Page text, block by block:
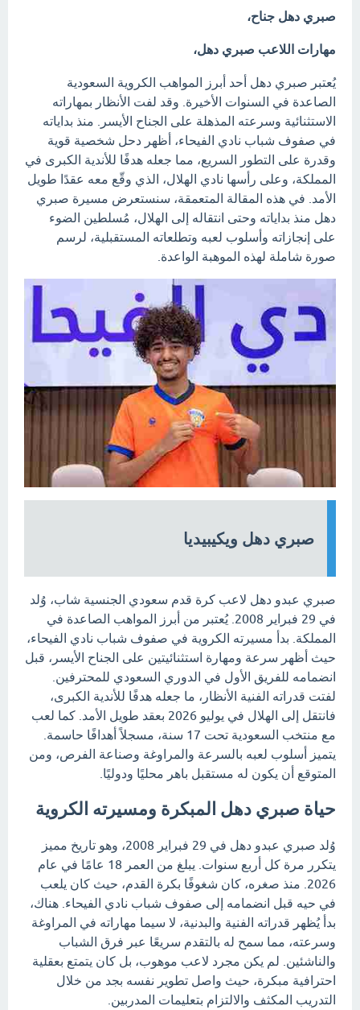
صبري دهل جناح،
مهارات اللاعب صبري دهل،
يُعتبر صبري دهل أحد أبرز المواهب الكروية السعودية
الصاعدة في السنوات الأخيرة. وقد لفت الأنظار بمهاراته
الاستثنائية وسرعته المذهلة على الجناح الأيسر. منذ بداياته
في صفوف شباب نادي الفيحاء، أظهر دحل شخصية قوية
وقدرة على التطور السريع، مما جعله هدفًا للأندية الكبرى في
المملكة، وعلى رأسها نادي الهلال، الذي وقّع معه عقدًا طويل
الأمد. في هذه المقالة المتعمقة، سنستعرض مسيرة صبري
دهل منذ بداياته وحتى انتقاله إلى الهلال، مُسلطين الضوء
على إنجازاته وأسلوب لعبه وتطلعاته المستقبلية، لرسم
صورة شاملة لهذه الموهبة الواعدة.
صبري دهل ويكيبيديا
صبري عبدو دهل لاعب كرة قدم سعودي الجنسية شاب، وُلد
في 29 فبراير 2008. يُعتبر من أبرز المواهب الصاعدة في
المملكة. بدأ مسيرته الكروية في صفوف شباب نادي الفيحاء،
حيث أظهر سرعة ومهارة استثنائيتين على الجناح الأيسر، قبل
انضمامه للفريق الأول في الدوري السعودي للمحترفين.
لفتت قدراته الفنية الأنظار، ما جعله هدفًا للأندية الكبرى،
فانتقل إلى الهلال في يوليو 2026 بعقد طويل الأمد. كما لعب
مع منتخب السعودية تحت 17 سنة، مسجلاً أهدافًا حاسمة.
يتميز أسلوب لعبه بالسرعة والمراوغة وصناعة الفرص، ومن
المتوقع أن يكون له مستقبل باهر محليًا ودوليًا.
حياة صبري دهل المبكرة ومسيرته الكروية
وُلد صبري عبدو دهل في 29 فبراير 2008، وهو تاريخ مميز
يتكرر مرة كل أربع سنوات. يبلغ من العمر 18 عامًا في عام
2026. منذ صغره، كان شغوفًا بكرة القدم، حيث كان يلعب
في حيه قبل انضمامه إلى صفوف شباب نادي الفيحاء. هناك،
بدأ يُظهر قدراته الفنية والبدنية، لا سيما مهاراته في المراوغة
وسرعته، مما سمح له بالتقدم سريعًا عبر فرق الشباب
والناشئين. لم يكن مجرد لاعب موهوب، بل كان يتمتع بعقلية
احترافية مبكرة، حيث واصل تطوير نفسه بجد من خلال
التدريب المكثف والالتزام بتعليمات المدربين.